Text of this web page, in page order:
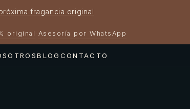
fragancia original
original· Asesoría por WhatsApp
BLOG CONTACTO